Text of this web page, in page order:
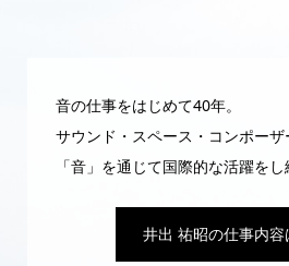
音の仕事をはじめて40年。
サウンド・スペース・コンポーザ
「音」を通じて国際的な活躍をし
井出 祐昭の仕事内容